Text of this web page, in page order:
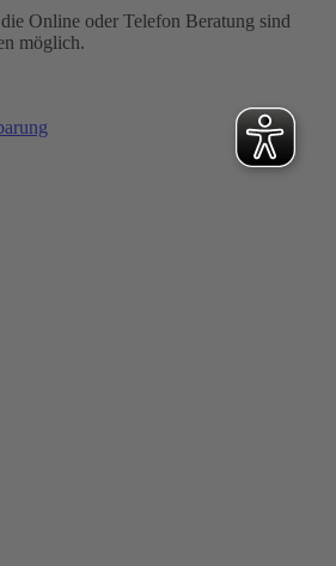
Online oder Telefon Beratung sind
möglich.